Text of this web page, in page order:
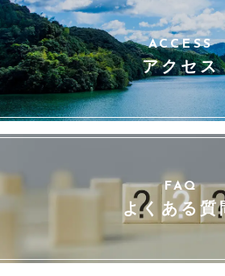
ACCESS
アクセス
FAQ
よくある質